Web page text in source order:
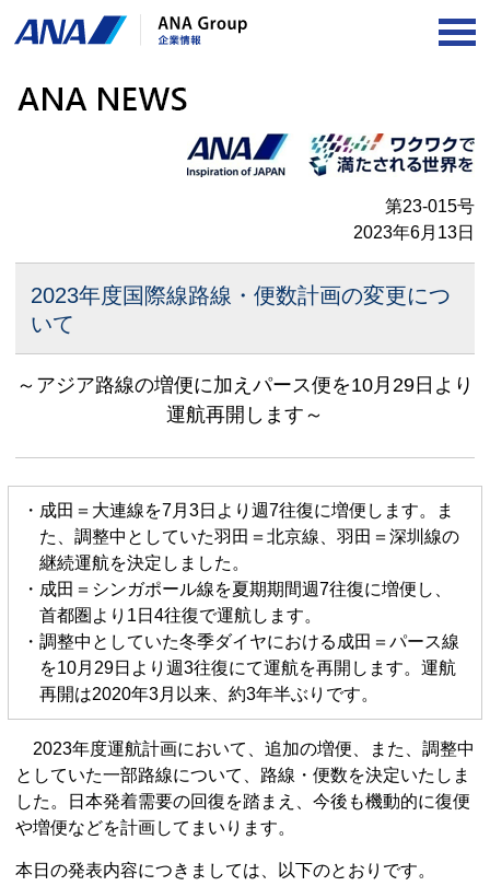
第23-015号
2023年6月13日
2023年度国際線路線・便数計画の変更につ
いて
～アジア路線の増便に加えパース便を10月29日より
運航再開します～
・成田＝大連線を7月3日より週7往復に増便します。ま
た、調整中としていた羽田＝北京線、羽田＝深圳線の
継続運航を決定しました。
・成田＝シンガポール線を夏期期間週7往復に増便し、
首都圏より1日4往復で運航します。
・調整中としていた冬季ダイヤにおける成田＝パース線
を10月29日より週3往復にて運航を再開します。運航
再開は2020年3月以来、約3年半ぶりです。
2023年度運航計画において、追加の増便、また、調整中
としていた一部路線について、路線・便数を決定いたしま
した。日本発着需要の回復を踏まえ、今後も機動的に復便
や増便などを計画してまいります。
本日の発表内容につきましては、以下のとおりです。